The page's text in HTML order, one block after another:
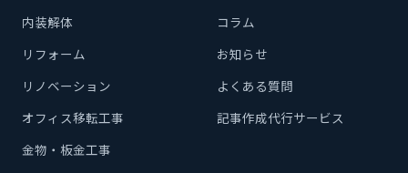
内装解体
リフォーム
リノベーション
オフィス移転工事
金物・板金工事
コラム
お知らせ
よくある質問
記事作成代行サービス